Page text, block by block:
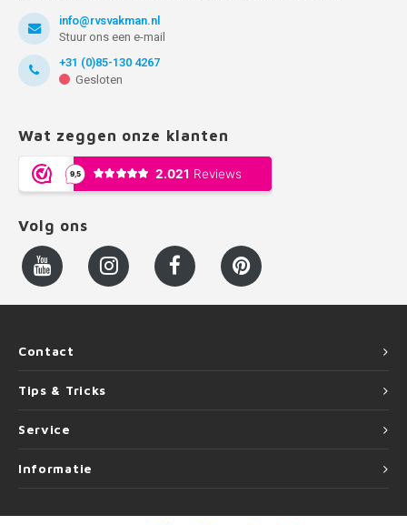
info@rvsvakman.nl
Stuur ons een e-mail
+31 (0)85-130 4267
Gesloten
Wat zeggen onze klanten
Volg ons
Contact
Tips & Tricks
Service
Informatie